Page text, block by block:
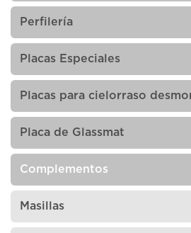
Perfilería
Placas Especiales
Placas para cielorraso
Placa de Glassmat
Complementos
Masillas